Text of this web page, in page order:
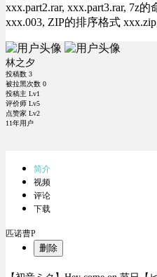
xxx.part2.rar, xxx.part3.rar, 7z
xxx.003, ZIP的排序格式
林之夕
投稿数 3
被拉黑次数 0
投稿主 Lv1
评价师 Lv5
点赞家 Lv2
11年用户
简介
视频
评论
下载
匹诺曹P
删除